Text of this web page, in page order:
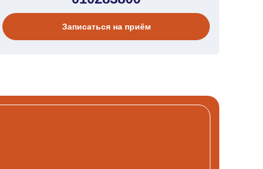
Записаться на приём